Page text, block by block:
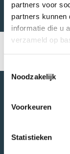
partners voor
partners kunnen
informatie die u
verzameld op
Noodzakelijk
Voorkeuren
Statistieken